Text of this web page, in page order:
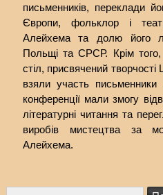
письменників, переклади
Європи, фольклор і
Алейхема та долю його
Польщі та СРСР. Крім
стіл, присвячений
взяли участь письменники
конференції мали змогу
літературні читання та
виробів мистецтва за
Алейхема.